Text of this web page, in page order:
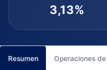
3,13%
Resumen Operaciones